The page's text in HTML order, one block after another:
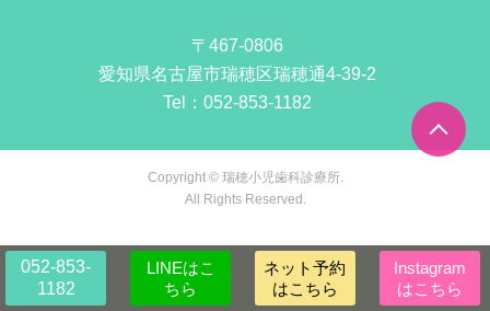
052-853-
1182
LINEはこ
ちら
ネット予約
はこちら
Instagram
はこちら
〒467-0806
愛知県名古屋市瑞穂区瑞穂通4-39-2
Tel： 052-853-1182
Copyright © 瑞穂小児歯科診療所.
All Rights Reserved.